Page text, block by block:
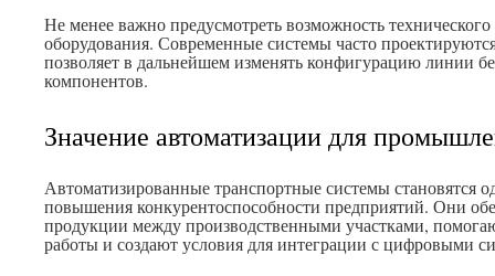
Не менее важно предусмотреть возможность
оборудования. Современные системы часто
позволяет в дальнейшем изменять конфигурацию линии
компонентов.
Значение автоматизации для
Автоматизированные транспортные системы становятся
повышения конкурентоспособности предприятий. Они
продукции между производственными участками,
работы и создают условия для интеграции с цифровыми